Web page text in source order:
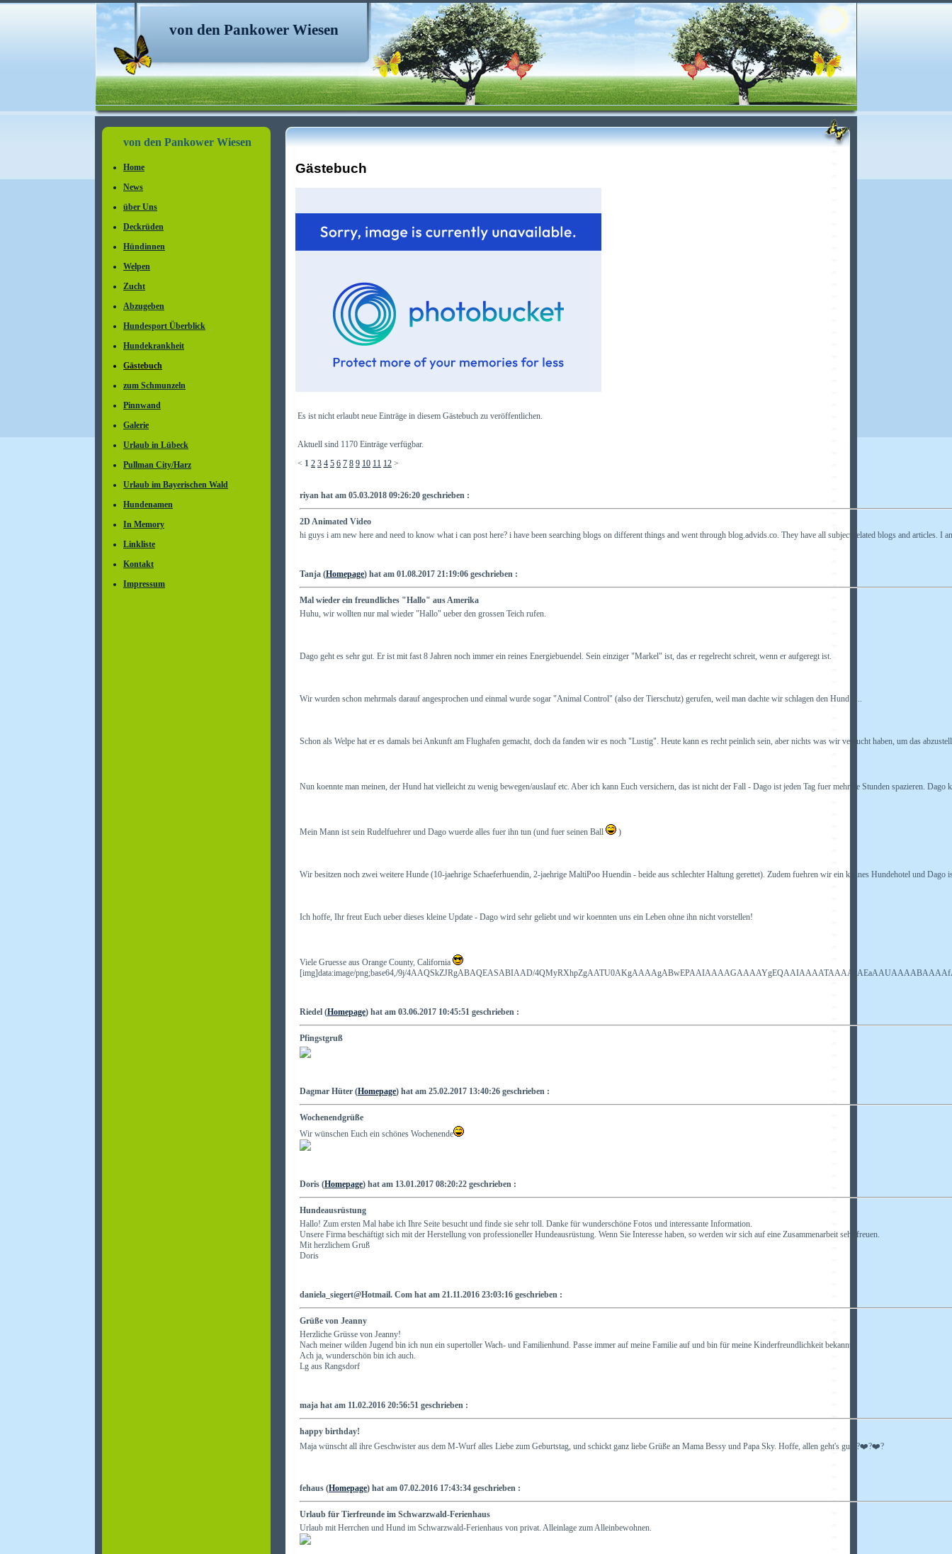
von den Pankower Wiesen
von den Pankower Wiesen
Home
News
über Uns
Deckrüden
Hündinnen
Welpen
Zucht
Abzugeben
Hundesport Überblick
Hundekrankheit
Gästebuch
zum Schmunzeln
Pinnwand
Galerie
Urlaub in Lübeck
Pullman City/Harz
Urlaub im Bayerischen Wald
Hundenamen
In Memory
Linkliste
Kontakt
Impressum
Gästebuch
Es ist nicht erlaubt neue Einträge in diesem Gästebuch zu veröffentlichen.
Aktuell sind 1170 Einträge verfügbar.
< 1 2 3 4 5 6 7 8 9 10 11 12 >
riyan hat am 05.03.2018 09:26:20 geschrieben :
2D Animated Video
hi guys i am new here and need to know what i can post here? i have been searching blogs on different things and went through blog.advids.co. They have all subject related blogs and articles. I
Tanja (Homepage) hat am 01.08.2017 21:19:06 geschrieben :
Mal wieder ein freundliches "Hallo" aus Amerika
Huhu, wir wollten nur mal wieder "Hallo" ueber den grossen Teich rufen.
Dago geht es sehr gut. Er ist mit fast 8 Jahren noch immer ein reines Energiebuendel. Sein einziger "Markel" ist, das er regelrecht schreit, wenn er aufgeregt ist.
Wir wurden schon mehrmals darauf angesprochen und einmal wurde sogar "Animal Control" (also der Tierschutz) gerufen, weil man dachte wir schlagen den Hund......
Schon als Welpe hat er es damals bei Ankunft am Flughafen gemacht, doch da fanden wir es noch "Lustig". Heute kann es recht peinlich sein, aber nichts was wir versucht haben, um das
Nun koennte man meinen, der Hund hat vielleicht zu wenig bewegen/auslauf etc. Aber ich kann Euch versichern, das ist nicht der Fall - Dago ist jeden Tag fuer mehrere Stunden spazieren.
Mein Mann ist sein Rudelfuehrer und Dago wuerde alles fuer ihn tun (und fuer seinen Ball )
Wir besitzen noch zwei weitere Hunde (10-jaehrige Schaeferhuendin, 2-jaehrige MaltiPoo Huendin - beide aus schlechter Haltung gerettet). Zudem fuehren wir ein kleines Hundehotel und Dago
Ich hoffe, Ihr freut Euch ueber dieses kleine Update - Dago wird sehr geliebt und wir koennten uns ein Leben ohne ihn nicht vorstellen!
Viele Gruesse aus Orange County, California
[img]data:image/png;base64,/9j/
Riedel (Homepage) hat am 03.06.2017 10:45:51 geschrieben :
Pfingstgruß
Dagmar Hüter (Homepage) hat am 25.02.2017 13:40:26 geschrieben :
Wochenendgrüße
Wir wünschen Euch ein schönes Wochenende
Doris (Homepage) hat am 13.01.2017 08:20:22 geschrieben :
Hundeausrüstung
Hallo! Zum ersten Mal habe ich Ihre Seite besucht und finde sie sehr toll. Danke für wunderschöne Fotos und interessante Information.
Unsere Firma beschäftigt sich mit der Herstellung von professioneller Hundeausrüstung. Wenn Sie Interesse haben, so werden wir sich auf eine Zusammenarbeit sehr freuen.
Mit herzlichem Gruß
Doris
daniela_siegert@Hotmail. Com hat am 21.11.2016 23:03:16 geschrieben :
Grüße von Jeanny
Herzliche Grüsse von Jeanny!
Nach meiner wilden Jugend bin ich nun ein supertoller Wach- und Familienhund. Passe immer auf meine Familie auf und bin für meine Kinderfreundlichkeit bekannt.
Ach ja, wunderschön bin ich auch.
Lg aus Rangsdorf
maja hat am 11.02.2016 20:56:51 geschrieben :
happy birthday!
Maja wünscht all ihre Geschwister aus dem M-Wurf alles Liebe zum Geburtstag, und schickt ganz liebe Grüße an Mama Bessy und Papa Sky. Hoffe, allen geht's gut. ?❤️?❤️?
fehaus (Homepage) hat am 07.02.2016 17:43:34 geschrieben :
Urlaub für Tierfreunde im Schwarzwald-Ferienhaus
Urlaub mit Herrchen und Hund im Schwarzwald-Ferienhaus von privat. Alleinlage zum Alleinbewohnen.